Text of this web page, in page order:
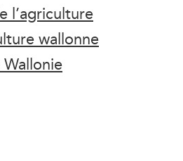
l’agriculture
wallonne